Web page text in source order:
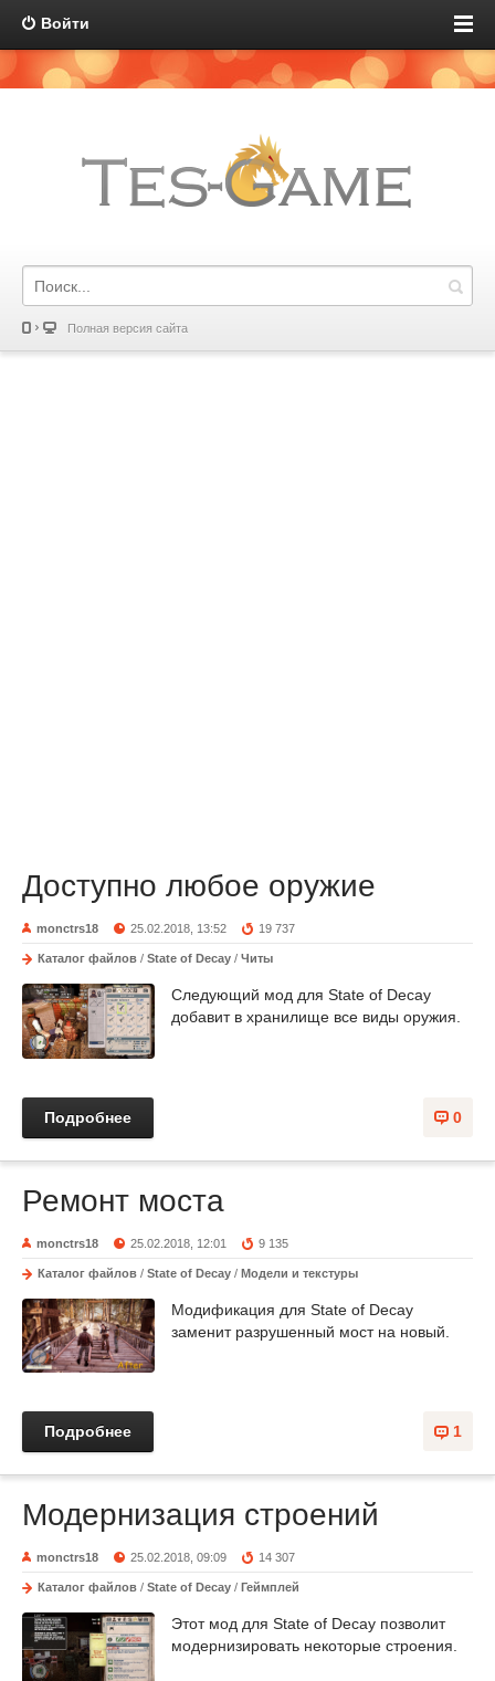
Войти
Полная версия сайта
Доступно любое оружие
monctrs18 25.02.2018, 13:52 19 737
Каталог файлов / State of Decay / Читы
Следующий мод для State of Decay
добавит в хранилище все виды оружия.
0
Подробнее
Ремонт моста
monctrs18 25.02.2018, 12:01 9 135
Каталог файлов / State of Decay / Модели и текстуры
Модификация для State of Decay
заменит разрушенный мост на новый.
1
Подробнее
Модернизация строений
monctrs18 25.02.2018, 09:09 14 307
Каталог файлов / State of Decay / Геймплей
Этот мод для State of Decay позволит
модернизировать некоторые строения.